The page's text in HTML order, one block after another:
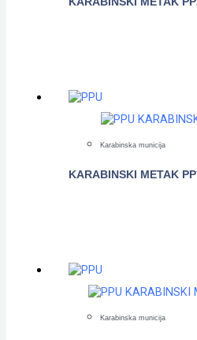
Karabinska municija
KARABINSKI METAK
Karabinska municija